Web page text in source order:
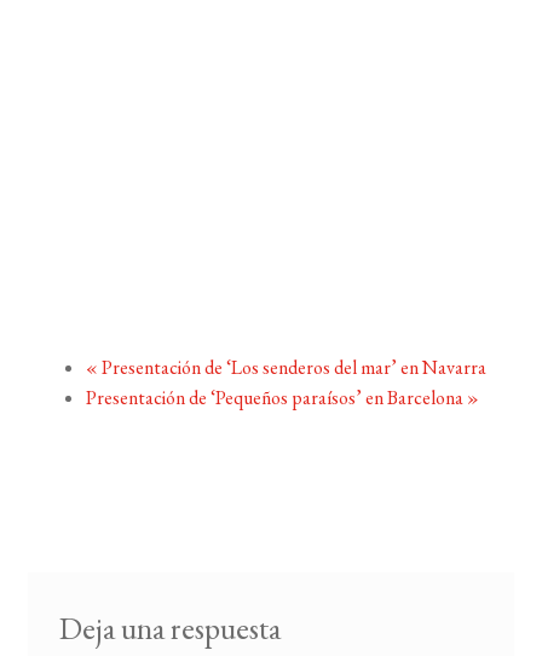
«Presentación de ‘Los senderos del mar’ en Navarra
Presentación de ‘Pequeños paraísos’ en Barcelona»
Deja una respuesta